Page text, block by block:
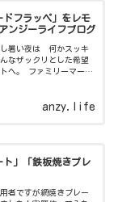
ドフラッペ」をレモ
ンジーライフブログ
暑い夜は 何かスッキ
なザックリとした希望
へ。 ファミリーマート
anzy.life
ト」「鉄板焼きプレ
者ですが網焼きプレー